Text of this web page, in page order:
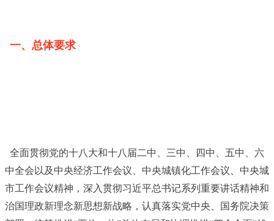
一、总体要求
全面贯彻党的十八大和十八届二中、三中、四中、五中、六
中全会以及中央经济工作会议、中央城镇化工作会议、中央城
市工作会议精神，深入贯彻习近平总书记系列重要讲话精神和
治国理政新理念新思想新战略，认真落实党中央、国务院决策